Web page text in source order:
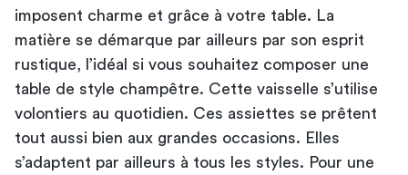
imposent charme et grâce à votre table. La
matière se démarque par ailleurs par son esprit
rustique, l’idéal si vous souhaitez composer une
table de style champêtre. Cette vaisselle s’utilise
volontiers au quotidien. Ces assiettes se prêtent
tout aussi bien aux grandes occasions. Elles
s’adaptent par ailleurs à tous les styles. Pour une